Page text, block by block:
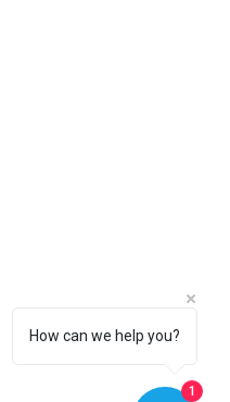
How can we help you?
1